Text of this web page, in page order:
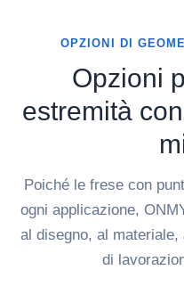
OPZIONI DI
Opzioni
estremità
Poiché le frese con
ogni applicazione,
al disegno, al
di